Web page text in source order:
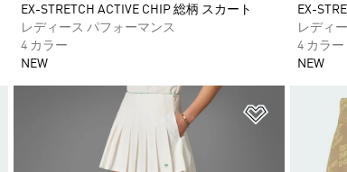
EX-STRETCH ACTIVE CHIP 総柄 スカート
レディース パフォーマンス
4 カラー
NEW
EX-
レディ
4 カラー
NEW
ほしいものリストに追加 ほしいも